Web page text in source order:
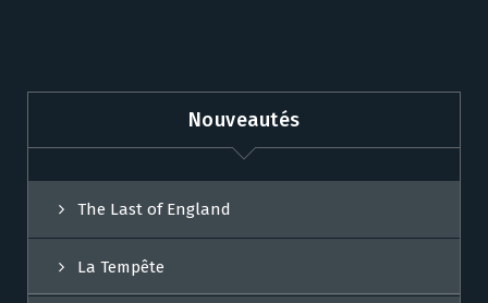
Nouveautés
The Last of England
La Tempête